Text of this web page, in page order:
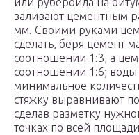
заливают цементным
мм. Своими руками
сделать, беря цемент
соотношении 1:3, а
соотношении 1:6; воды
минимальное
стяжку выравнивают
сделав разметку
точках по всей